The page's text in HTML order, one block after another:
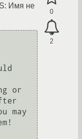
0
2
Имя не
or
may